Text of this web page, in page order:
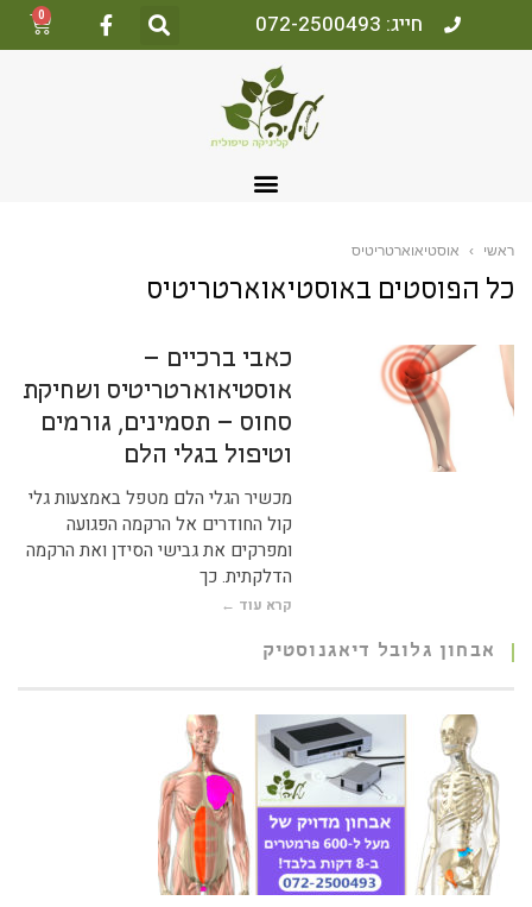
חייג: 072-2500493 0
ראשי › אוסטיאוארטריטיס
כל הפוסטים באוסטיאוארטריטיס
כאבי ברכיים –
אוסטיאוארטריטיס ושחיקת
סחוס – תסמינים, גורמים
וטיפול בגלי הלם
מכשיר הגלי הלם מטפל באמצעות גלי
קול החודרים אל הרקמה הפגועה
ומפרקים את גבישי הסידן ואת הרקמה
הדלקתית. כך
קרא עוד ←
אבחון גלובל דיאגנוסטיק